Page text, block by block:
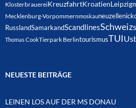
KlosterbrauereiKreuzfahrtKroatienLeipzig
Mecklenburg-Vorpommernmoskauneuzelle
RusslandSamarkandScandlinesSchweiz
Thomas CookTierpark BerlintourismusTUI
NEUESTE BEITRÄGE
LEINEN LOS AUF DER MS DONAU